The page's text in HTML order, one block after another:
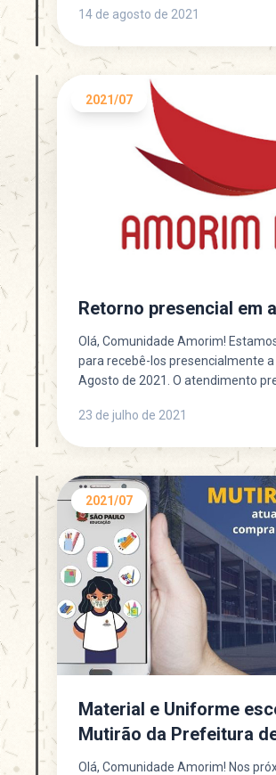
14 de agosto de 2021
2021/07
Retorno presencial em
Olá, Comunidade Amorim!
para recebê-los presencialmente
Agosto de 2021. O atendimento
23 de julho de 2021
2021/07
Material e Uniforme
Mutirão da Prefeitura
as famílias
Olá, Comunidade Amorim! Nos